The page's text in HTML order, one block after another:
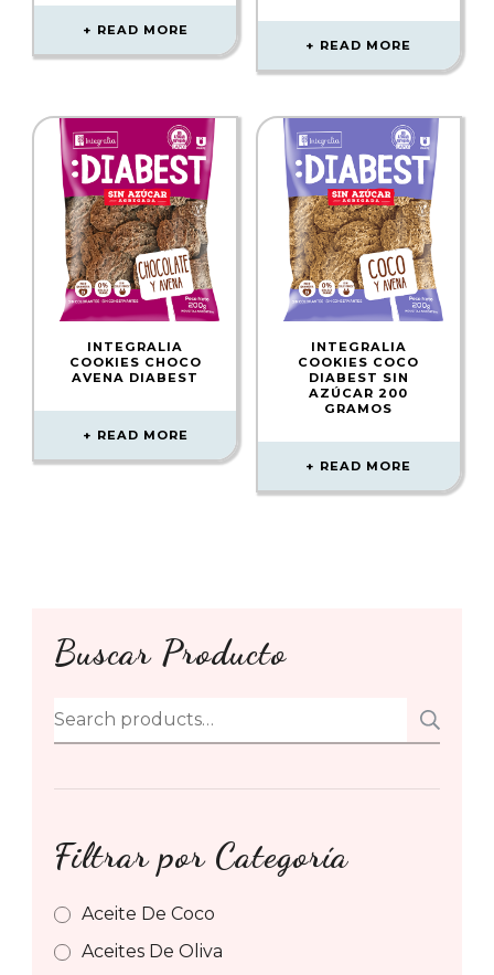
READ MORE
READ MORE
INTEGRALIA
COOKIES CHOCO
AVENA DIABEST
READ MORE
INTEGRALIA
COOKIES COCO
DIABEST SIN
AZÚCAR 200
GRAMOS
READ MORE
Buscar Producto
Search
for:
Filtrar por Categoría
Aceite De Coco
Aceites De Oliva